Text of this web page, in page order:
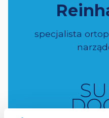
specjalista